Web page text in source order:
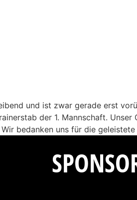
und ist zwar gerade erst
der 1. Mannschaft.
bedanken uns für die